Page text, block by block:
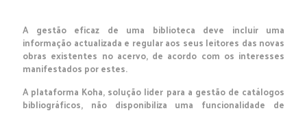
A gestão eficaz de uma biblioteca deve incluir uma
informação actualizada e regular aos seus leitores das novas
obras existentes no acervo, de acordo com os interesses
manifestados por estes.
A plataforma Koha, solução lider para a gestão de catálogos
bibliográficos, não disponibiliza uma funcionalidade de